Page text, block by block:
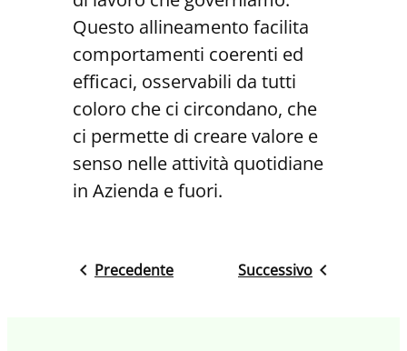
Questo allineamento facilita
comportamenti coerenti ed
efficaci, osservabili da tutti
coloro che ci circondano, che
ci permette di creare valore e
senso nelle attività quotidiane
in Azienda e fuori.
Precedente Successivo